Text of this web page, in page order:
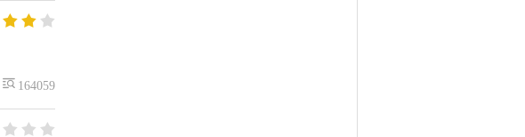
  
 164059
  